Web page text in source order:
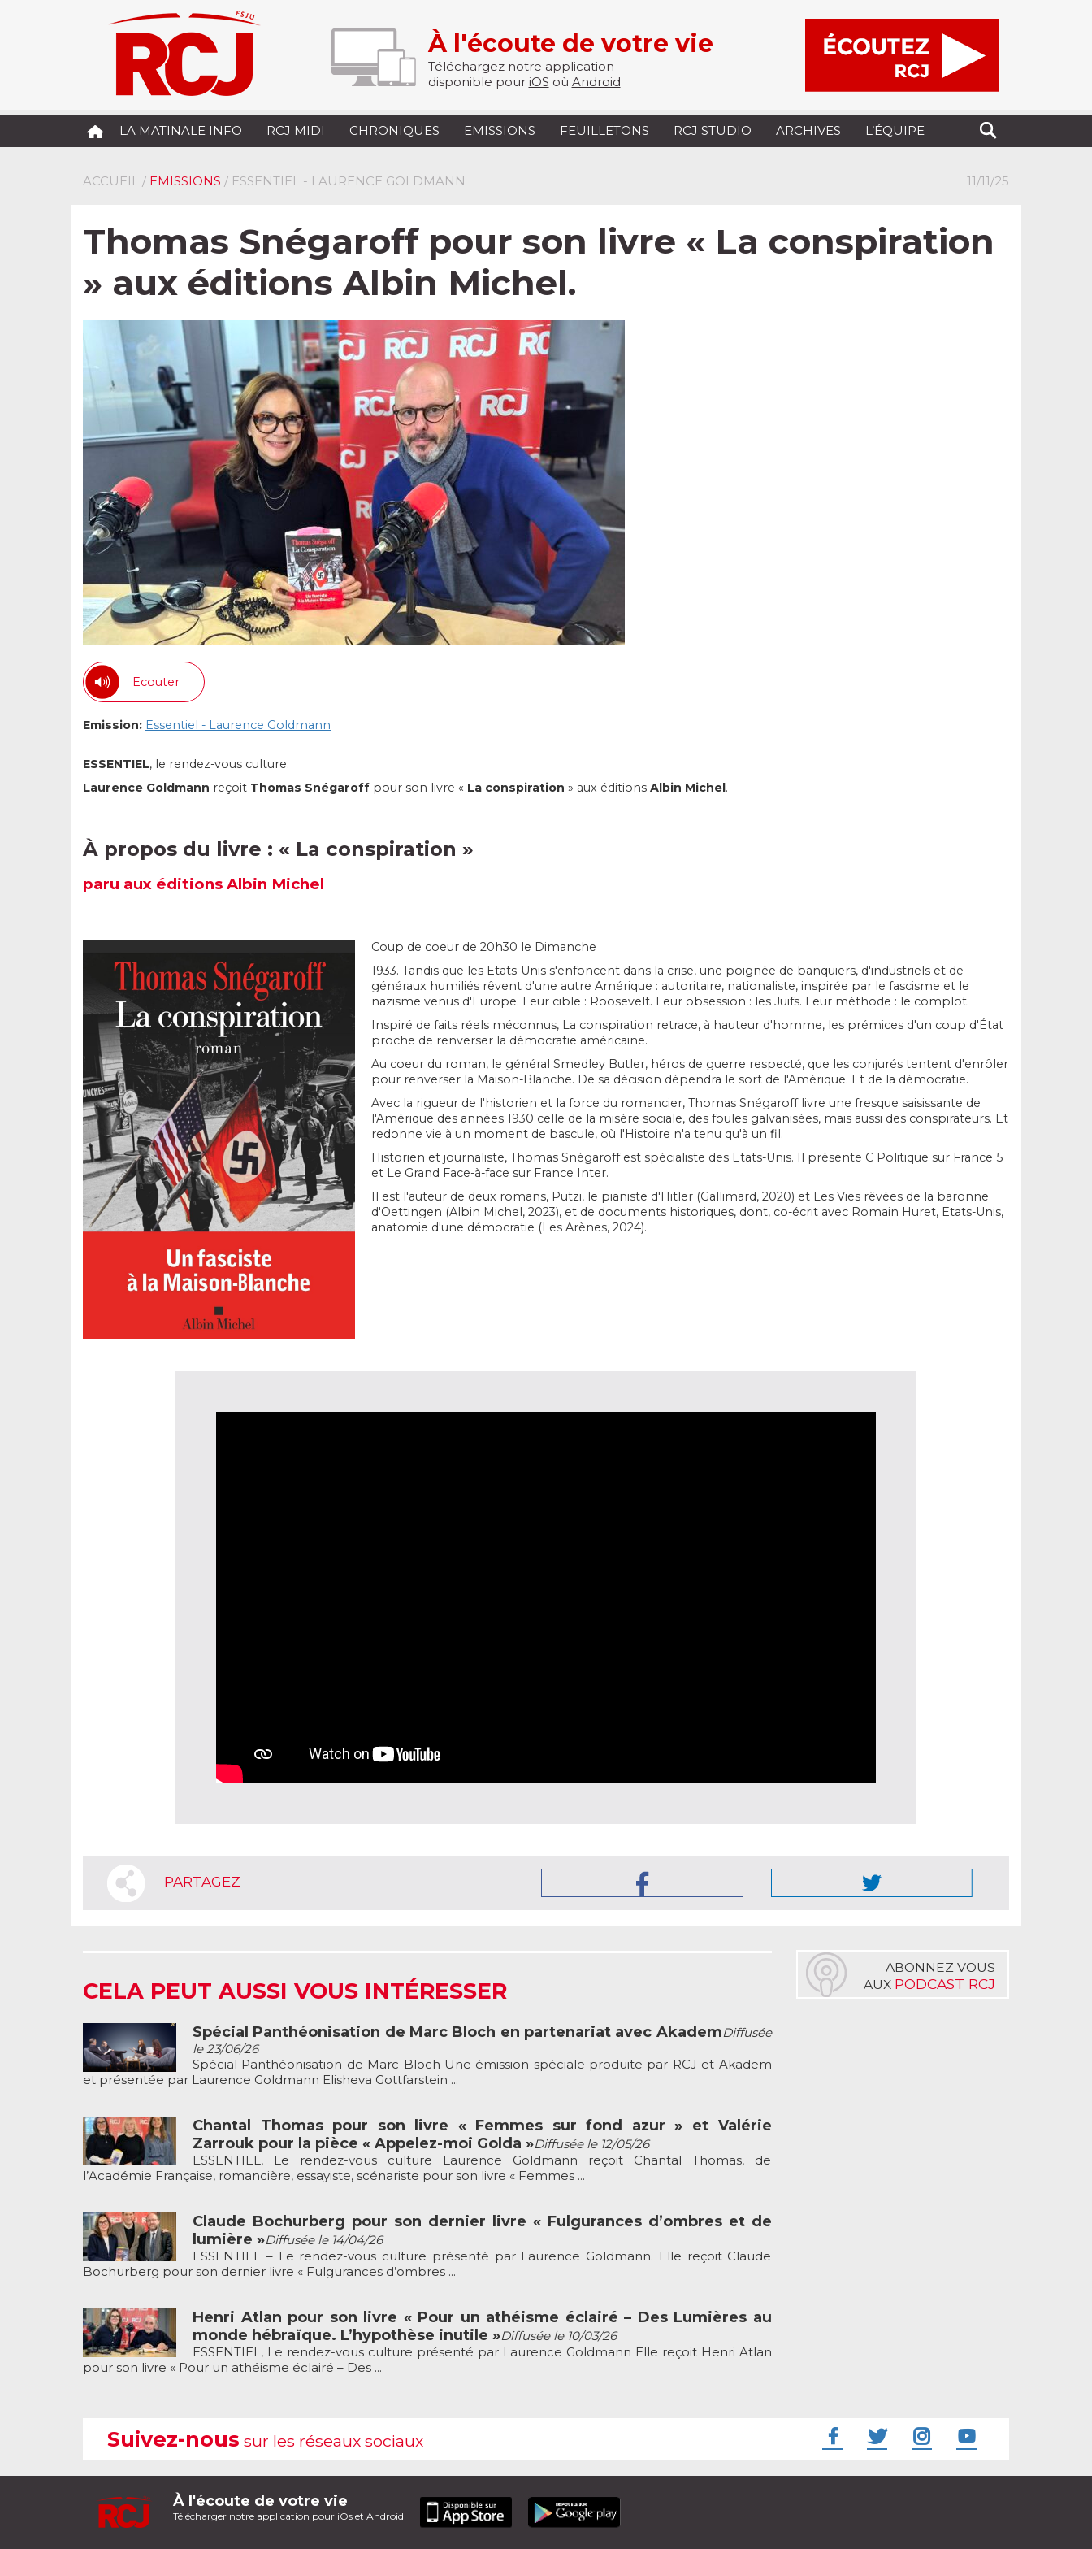
À l'écoute de votre vie
Téléchargez notre application
disponible pour iOS où Android
LA MATINALE INFO RCJ MIDI CHRONIQUES EMISSIONS FEUILLETONS RCJ STUDIO ARCHIVES L’ÉQUIPE
ACCUEIL / EMISSIONS / ESSENTIEL - LAURENCE GOLDMANN 11/11/25
Thomas Snégaroff pour son livre « La conspiration
» aux éditions Albin Michel.
Ecouter
Emission: Essentiel - Laurence Goldmann
ESSENTIEL, le rendez-vous culture.
Laurence Goldmann reçoit Thomas Snégaroff pour son livre « La conspiration » aux éditions Albin Michel.
À propos du livre : « La conspiration »
paru aux éditions Albin Michel
Coup de coeur de 20h30 le Dimanche
1933. Tandis que les Etats-Unis s'enfoncent dans la crise, une poignée de banquiers, d'industriels et de
généraux humiliés rêvent d'une autre Amérique : autoritaire, nationaliste, inspirée par le fascisme et le
nazisme venus d'Europe. Leur cible : Roosevelt. Leur obsession : les Juifs. Leur méthode : le complot.
Inspiré de faits réels méconnus, La conspiration retrace, à hauteur d'homme, les prémices d'un coup d'État
proche de renverser la démocratie américaine.
Au coeur du roman, le général Smedley Butler, héros de guerre respecté, que les conjurés tentent d'enrôler
pour renverser la Maison-Blanche. De sa décision dépendra le sort de l'Amérique. Et de la démocratie.
Avec la rigueur de l'historien et la force du romancier, Thomas Snégaroff livre une fresque saisissante de
l'Amérique des années 1930 celle de la misère sociale, des foules galvanisées, mais aussi des conspirateurs. Et
redonne vie à un moment de bascule, où l'Histoire n'a tenu qu'à un fil.
Historien et journaliste, Thomas Snégaroff est spécialiste des Etats-Unis. Il présente C Politique sur France 5
et Le Grand Face-à-face sur France Inter.
Il est l'auteur de deux romans, Putzi, le pianiste d'Hitler (Gallimard, 2020) et Les Vies rêvées de la baronne
d'Oettingen (Albin Michel, 2023), et de documents historiques, dont, co-écrit avec Romain Huret, Etats-Unis,
anatomie d'une démocratie (Les Arènes, 2024).
PARTAGEZ
CELA PEUT AUSSI VOUS INTÉRESSER
Spécial Panthéonisation de Marc Bloch en partenariat avec AkademDiffusée
le 23/06/26
Spécial Panthéonisation de Marc Bloch Une émission spéciale produite par RCJ et Akadem
et présentée par Laurence Goldmann Elisheva Gottfarstein ...
Chantal Thomas pour son livre « Femmes sur fond azur » et Valérie
Zarrouk pour la pièce « Appelez-moi Golda »Diffusée le 12/05/26
ESSENTIEL, Le rendez-vous culture Laurence Goldmann reçoit Chantal Thomas, de
l’Académie Française, romancière, essayiste, scénariste pour son livre « Femmes ...
Claude Bochurberg pour son dernier livre « Fulgurances d’ombres et de
lumière »Diffusée le 14/04/26
ESSENTIEL – Le rendez-vous culture présenté par Laurence Goldmann. Elle reçoit Claude
Bochurberg pour son dernier livre « Fulgurances d’ombres ...
Henri Atlan pour son livre « Pour un athéisme éclairé – Des Lumières au
monde hébraïque. L’hypothèse inutile »Diffusée le 10/03/26
ESSENTIEL, Le rendez-vous culture présenté par Laurence Goldmann Elle reçoit Henri Atlan
pour son livre « Pour un athéisme éclairé – Des ...
ABONNEZ VOUS
AUX PODCAST RCJ
Suivez-nous sur les réseaux sociaux
À l'écoute de votre vie
Télécharger notre application pour iOs et Android